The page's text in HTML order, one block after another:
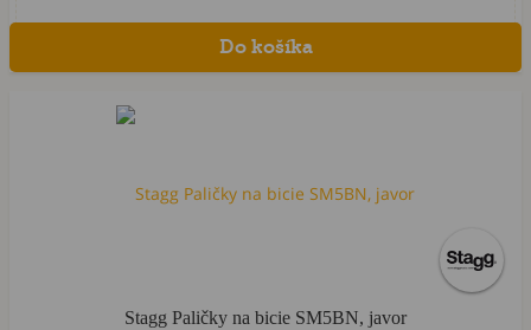
Stagg Paličky na bicie SM5BN, javor